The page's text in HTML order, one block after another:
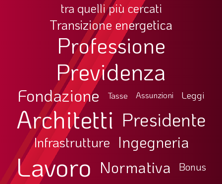
tra quelli più cercati
Transizione energetica
Professione
Previdenza
Fondazione Tasse Assunzioni Leggi
Architetti Presidente
Infrastrutture Ingegneria
Lavoro Normativa Bonus